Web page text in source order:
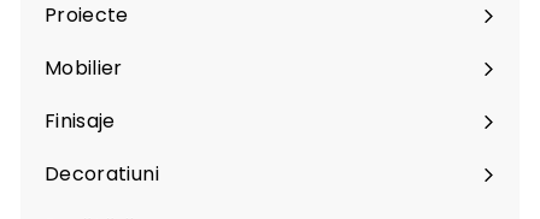
Proiecte
Mobilier
Expand
submenu
Finisaje
Expand
submenu
Decoratiuni
Expand